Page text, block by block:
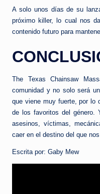
A solo unos días de su
próximo killer, lo cual nos
contenido futuro para
The Texas Chainsaw
comunidad y no solo será
que viene muy fuerte, por lo
de los favoritos del género.
asesinos, víctimas,
caer en el destino del que
Escrita por: Gaby Mew